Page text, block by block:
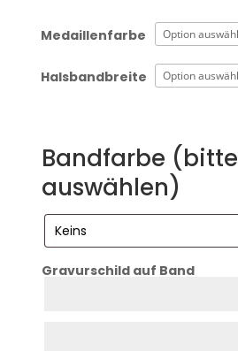
Medaillenfarbe
Halsbandbreite
Bandfarbe (bitte
auswählen)
Gravurschild auf Band